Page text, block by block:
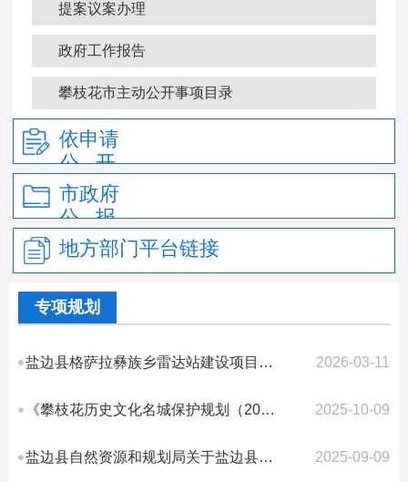
提案议案办理
政府工作报告
攀枝花市主动公开事项目录
政府信息公开年报
依申请
公 开
市政府
公 报
地方部门平台链接
专项规划
盐边县格萨拉彝族乡雷达站建设项目规划核实批前公示 2026-03-11
《攀枝花历史文化名城保护规划（2024—2035年）》 2025-10-09
盐边县自然资源和规划局关于盐边县渔门镇三源河村SYH37地块规划调整论证事宜公... 2025-09-09